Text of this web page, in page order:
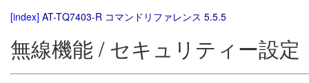
[index] AT-TQ7403-R コマンドリファレンス 5.5.5
無線機能 / セキュリティー設定